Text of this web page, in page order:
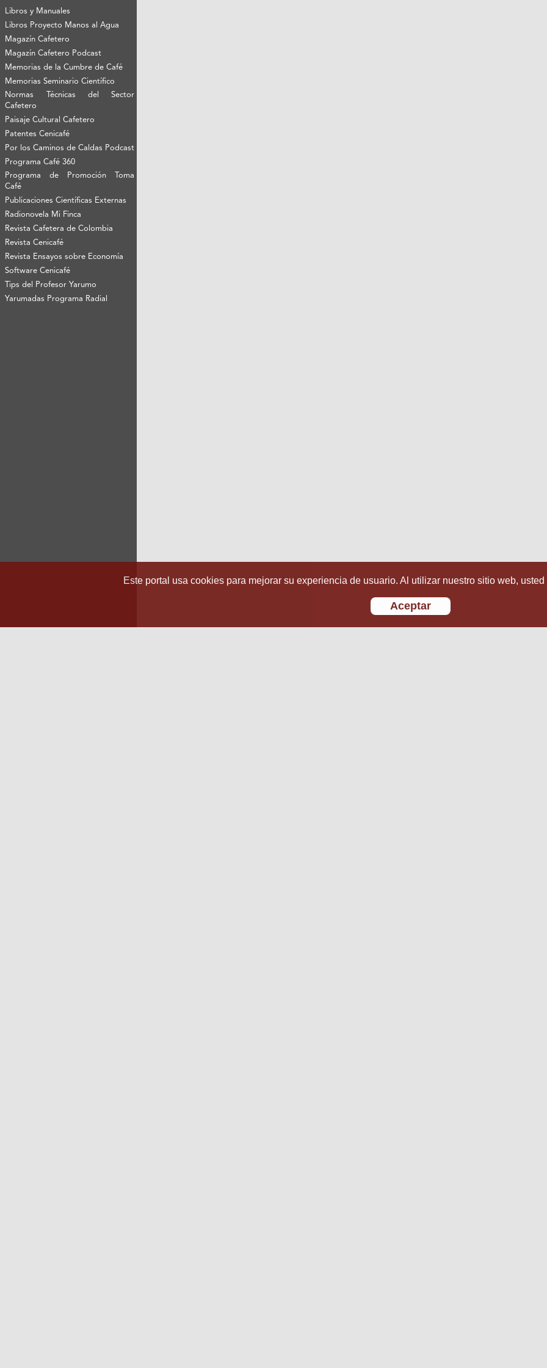
Libros y Manuales
Libros Proyecto Manos al Agua
Magazín Cafetero
Magazín Cafetero Podcast
Memorias de la Cumbre de Café
Memorias Seminario Científico
Normas Técnicas del Sector
Cafetero
Paisaje Cultural Cafetero
Patentes Cenicafé
Por los Caminos de Caldas Podcast
Programa Café 360
Programa de Promoción Toma
Café
Publicaciones Científicas Externas
Radionovela Mi Finca
Revista Cafetera de Colombia
Revista Cenicafé
Revista Ensayos sobre Economía
Software Cenicafé
Tips del Profesor Yarumo
Yarumadas Programa Radial
Este portal usa cookies para mejorar su experiencia de usuario. Al utilizar nuestro sitio web,
Aceptar